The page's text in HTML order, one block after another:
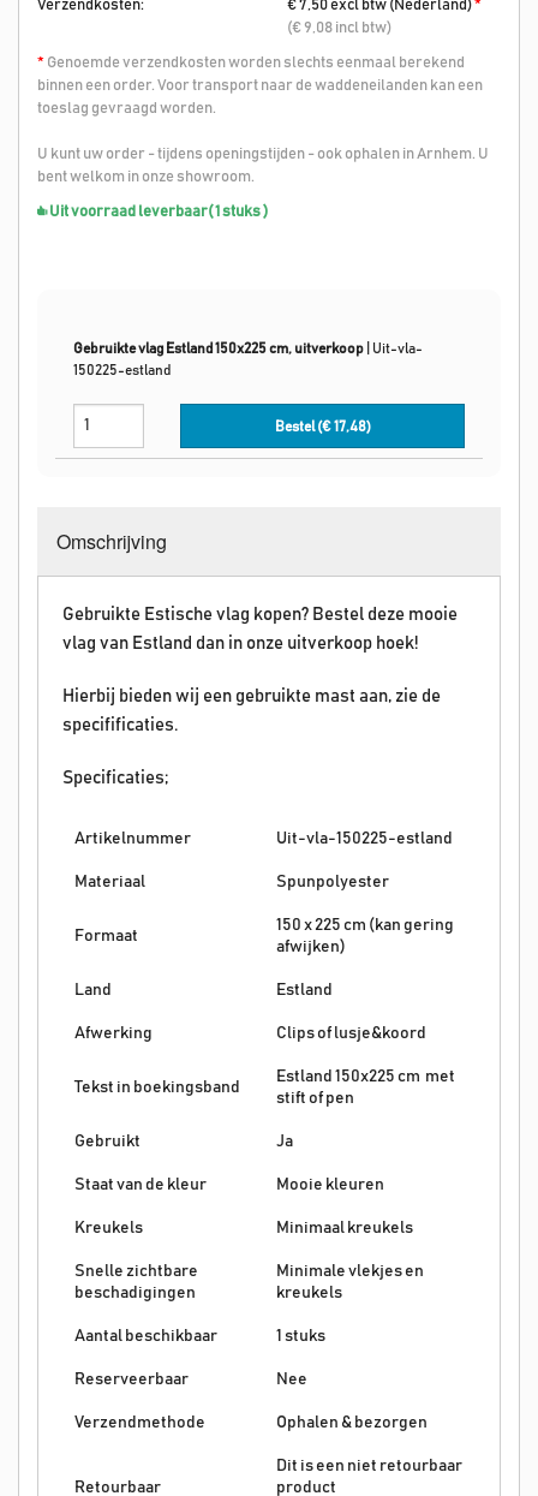
Verzendkosten:
€ 7,50 excl btw (Nederland)*
(€ 9,08 incl btw)
* Genoemde verzendkosten worden slechts eenmaal berekend
binnen een order. Voor transport naar de waddeneilanden kan een
toeslag gevraagd worden.
U kunt uw order - tijdens openingstijden - ook ophalen in Arnhem. U
bent welkom in onze showroom.
Uit voorraad leverbaar( 1 stuks )
Gebruikte vlag Estland 150x225 cm, uitverkoop
Uit-vla-
150225-estland
Bestel (€17,48)
Omschrijving
Gebruikte Estische vlag kopen? Bestel deze mooie
vlag van Estland dan in onze uitverkoop hoek!
Hierbij bieden wij een gebruikte mast aan, zie de
specifificaties.
Specificaties;
Artikelnummer Uit-vla-150225-estland
Materiaal Spunpolyester
Formaat
150 x 225 cm (kan gering
afwijken)
Land Estland
Afwerking Clips of lusje&koord
Tekst in boekingsband
Estland 150x225 cm met
stift of pen
Gebruikt Ja
Staat van de kleur Mooie kleuren
Kreukels Minimaal kreukels
Snelle zichtbare
beschadigingen
Minimale vlekjes en
kreukels
Aantal beschikbaar 1 stuks
Reserveerbaar Nee
Verzendmethode Ophalen & bezorgen
Retourbaar
Dit is een niet retourbaar
product